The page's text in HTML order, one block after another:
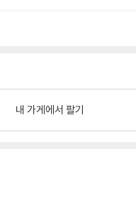
내 가게에서 팔기